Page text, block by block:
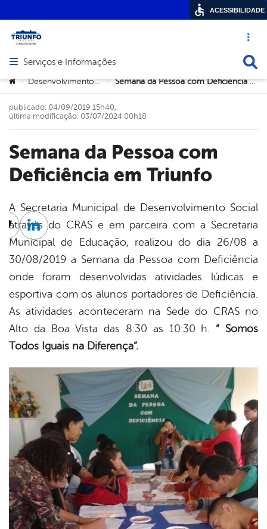
Acesso
Abrir menu principal de navegação
Serviços e Informações
Você está aqui:
> Desenvolvimento Social > Semana da Pessoa com Deficiência em Triunfo
Semana da Pessoa com
Deficiência em Triunfo
publicado: 04/09/2019 15h40,
última modificação: 03/07/2024 00h18
A Secretaria Municipal de Desenvolvimento Social
através do CRAS e em parceira com a Secretaria
Municipal de Educação, realizou do dia 26/08 a
30/08/2019 a Semana da Pessoa com Deficiência
onde foram desenvolvidas atividades lúdicas e
esportiva com os alunos portadores de Deficiência.
As atividades aconteceram na Sede do CRAS no
Alto da Boa Vista das 8:30 as 10:30 h. “ Somos
Todos Iguais na Diferença”.
TwitterLinkedin
ACESSIBILIDADE